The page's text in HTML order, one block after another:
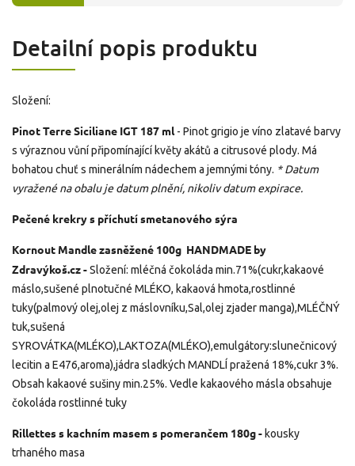
Detailní popis produktu
Složení:
Pinot Terre Siciliane IGT 187 ml- Pinot grigio je víno zlatavé barvy
s výraznou vůní připomínající květy akátů a citrusové plody. Má
bohatou chuť s minerálním nádechem a jemnými tóny. * Datum
vyražené na obalu je datum plnění, nikoliv datum expirace.
Pečené krekry s příchutí smetanového sýra
Kornout Mandle zasněžené 100g HANDMADE by
Zdravýkoš.cz -Složení: mléčná čokoláda min.71%(cukr,kakaové
máslo,sušené plnotučné MLÉKO, kakaová hmota,rostlinné
tuky(palmový olej,olej z máslovníku,Sal,olej zjader manga),MLÉČNÝ
tuk,sušená
SYROVÁTKA(MLÉKO),LAKTOZA(MLÉKO),emulgátory:slunečnicový
lecitin a E476,aroma),jádra sladkých MANDLÍ pražená 18%,cukr 3%.
Obsah kakaové sušiny min.25%. Vedle kakaového másla obsahuje
čokoláda rostlinné tuky
Rillettes s kachním masem s pomerančem 180g - kousky
trhaného masa